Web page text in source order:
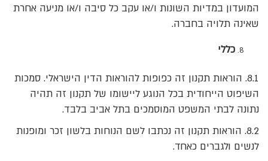
המועדון במדיות השונות ו/או עקב כל סיבה ו/או מניעה אחרת
שאינה תלויה בחברה.
כללי
8.1. הוראות תקנון זה כפופות להוראות הדין הישראלי. סמכות
השיפוט הייחודית בכל הנוגע ליישומו של תקנון זה תהיה
נתונה לבתי המשפט המוסמכים בתל אביב בלבד.
8.2. הוראות תקנון זה נכתבו לשם הנוחות בלשון זכר ומופנות
לנשים ולגברים כאחד.